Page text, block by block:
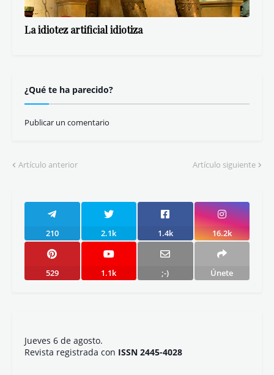
La idiotez artificial idiotiza
¿Qué te ha parecido?
Publicar un comentario
Artículo anterior Artículo siguiente
210 2.1k 1.4k 16.2k
529 1.1k ;-) Únete
Jueves 6 de agosto.
Revista registrada con ISSN 2445-4028